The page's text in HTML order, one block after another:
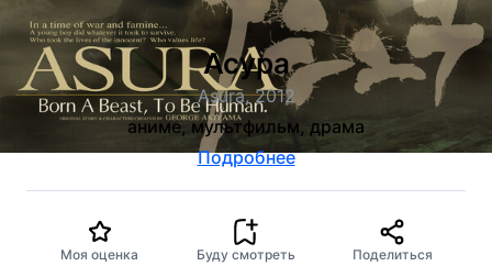
Асура
Asura, 2012
аниме, мультфильм, драма
Подробнее
Моя оценка Буду смотреть Поделиться